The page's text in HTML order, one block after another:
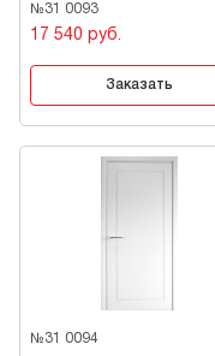
№31 0093
17 540 руб.
Заказать
№31 0094